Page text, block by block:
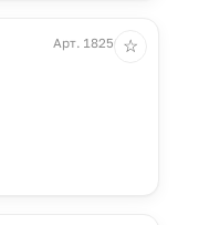
Арт. 18256.40
☆